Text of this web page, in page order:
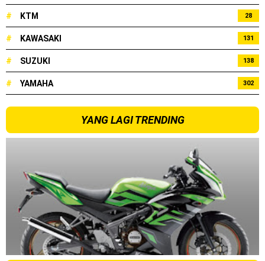
# KTM 28
# KAWASAKI 131
# SUZUKI 138
# YAMAHA 302
YANG LAGI TRENDING